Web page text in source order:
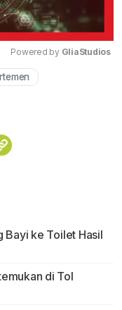
Powered by GliaStudios
Bayi ke Toilet Hasil
di Tol